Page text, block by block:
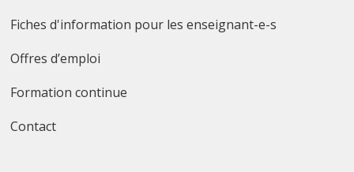
Fiches d'information pour les enseignant-e-s
Offres d’emploi
Formation continue
Contact